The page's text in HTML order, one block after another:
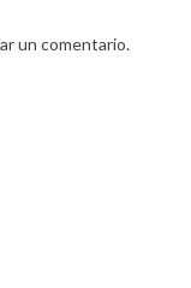
un comentario.